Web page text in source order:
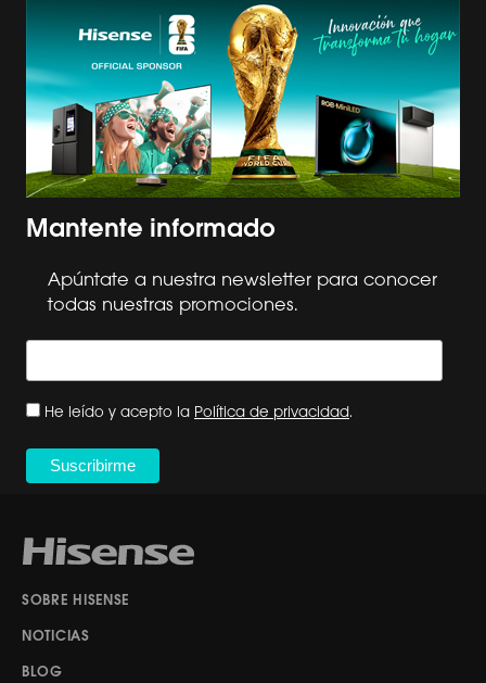
Mantente informado
Apúntate a nuestra newsletter para conocer
todas nuestras promociones.
He leído y acepto la Política de privacidad.
SOBRE HISENSE
NOTICIAS
BLOG